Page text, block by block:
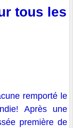
tous les
remporté le
Après une
première de